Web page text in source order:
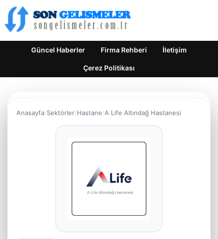
Güncel Haberler Firma Rehberi İletişim
Çerez Politikası
Anasayfa Sektörler Hastane A Life Altındağ Hastanesi